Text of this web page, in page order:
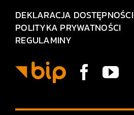
DEKLARACJA DOSTĘPNOŚCI
POLITYKA PRYWATNOŚCI
REGULAMINY